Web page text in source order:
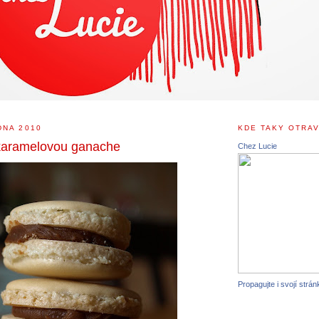
2010
ganache
KDE TAKY
Chez Lucie
Propagujte i svojí